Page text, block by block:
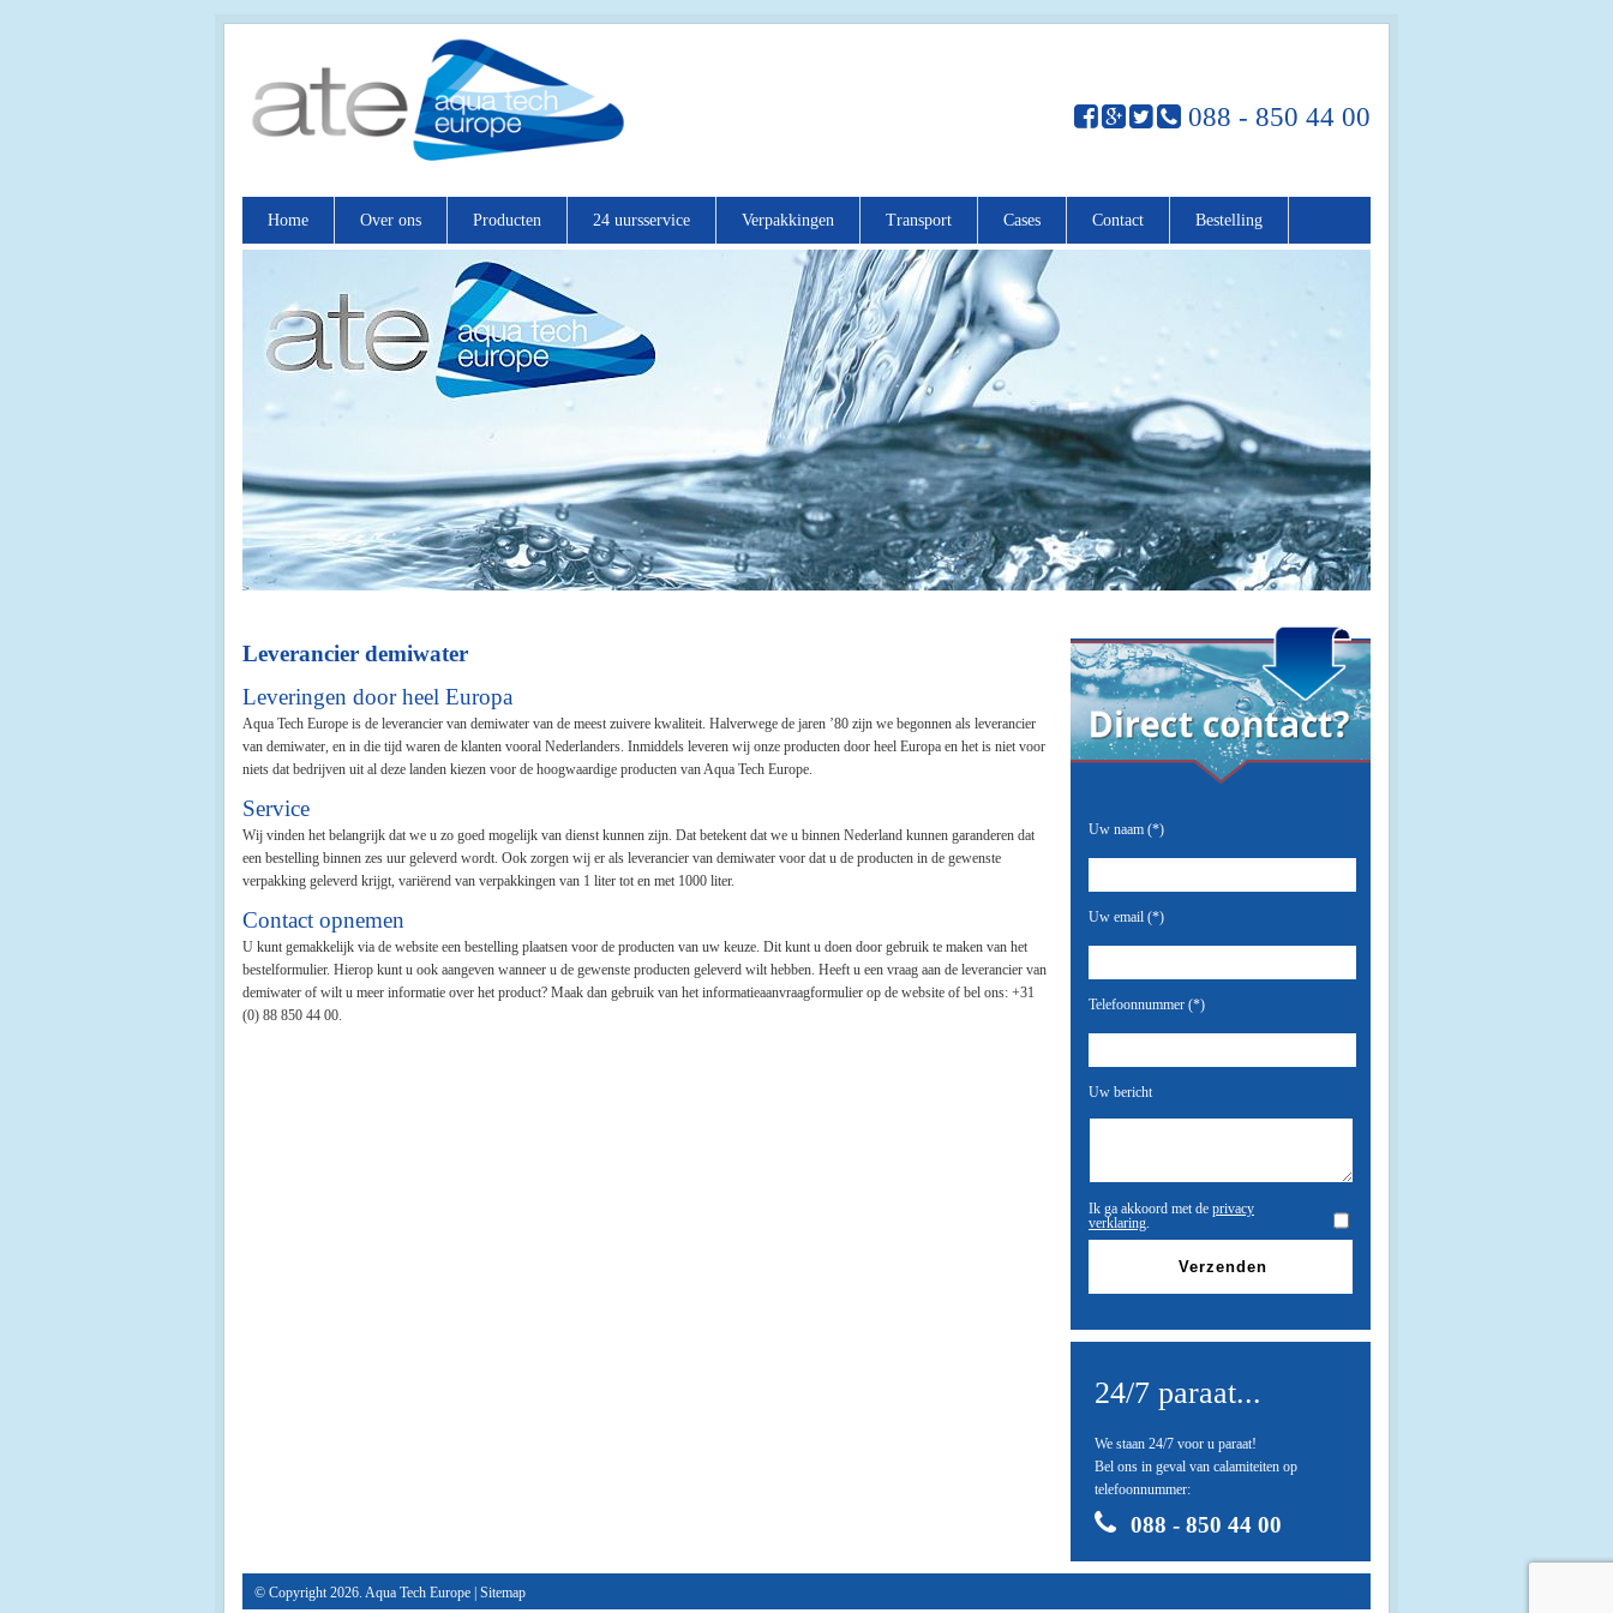
088 - 850 44 00
Home Over ons Producten 24 uursservice Verpakkingen Transport Cases Contact Bestelling
Leverancier demiwater
Leveringen door heel Europa
Aqua Tech Europe is de leverancier van demiwater van de meest zuivere kwaliteit. Halverwege de jaren ’80 zijn we begonnen als leverancier
van demiwater, en in die tijd waren de klanten vooral Nederlanders. Inmiddels leveren wij onze producten door heel Europa en het is niet voor
niets dat bedrijven uit al deze landen kiezen voor de hoogwaardige producten van Aqua Tech Europe.
Service
Wij vinden het belangrijk dat we u zo goed mogelijk van dienst kunnen zijn. Dat betekent dat we u binnen Nederland kunnen garanderen dat
een bestelling binnen zes uur geleverd wordt. Ook zorgen wij er als leverancier van demiwater voor dat u de producten in de gewenste
verpakking geleverd krijgt, variërend van verpakkingen van 1 liter tot en met 1000 liter.
Contact opnemen
U kunt gemakkelijk via de website een bestelling plaatsen voor de producten van uw keuze. Dit kunt u doen door gebruik te maken van het
bestelformulier. Hierop kunt u ook aangeven wanneer u de gewenste producten geleverd wilt hebben. Heeft u een vraag aan de leverancier van
demiwater of wilt u meer informatie over het product? Maak dan gebruik van het informatieaanvraagformulier op de website of bel ons: +31
(0) 88 850 44 00.
Uw naam (*)
Uw email (*)
Telefoonnummer (*)
Uw bericht
Ik ga akkoord met de privacy
verklaring.
24/7 paraat...
We staan 24/7 voor u paraat!
Bel ons in geval van calamiteiten op
telefoonnummer:
088 - 850 44 00
© Copyright 2026. Aqua Tech Europe | Sitemap